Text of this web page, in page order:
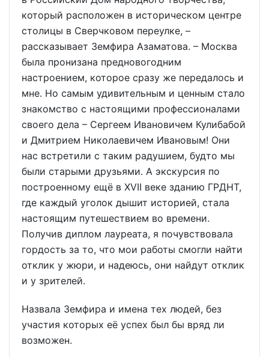
который расположен в историческом центре
столицы в Сверчковом переулке, –
рассказывает Земфира Азаматова. – Москва
была пронизана предновогодним
настроением, которое сразу же передалось и
мне. Но самым удивительным и ценным стало
знакомство с настоящими профессионалами
своего дела – Сергеем Ивановичем Кулибабой
и Дмитрием Николаевичем Ивановым! Они
нас встретили с таким радушием, будто мы
были старыми друзьями. А экскурсия по
построенному ещё в XVII веке зданию ГРДНТ,
где каждый уголок дышит историей, стала
настоящим путешествием во времени.
Получив диплом лауреата, я почувствовала
гордость за то, что мои работы смогли найти
отклик у жюри, и надеюсь, они найдут отклик
и у зрителей.
Назвала Земфира и имена тех людей, без
участия которых её успех был бы вряд ли
возможен.